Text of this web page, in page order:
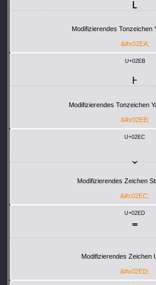
Modifizierendes Tonzeichen
&#x02EA;
U+02EB
˫
Modifizierendes Tonzeichen
&#x02EB;
U+02EC
Modifizierendes Zeichen
&#x02EC;
U+02ED
˭
Modifizierendes Zeichen
&#x02ED;